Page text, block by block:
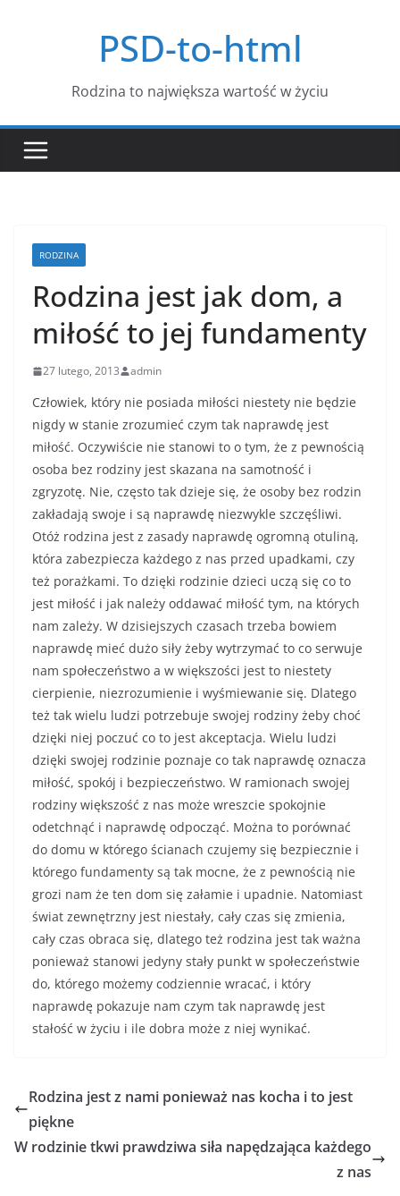
PSD-to-html
Rodzina to największa wartość w życiu
RODZINA
Rodzina jest jak dom, a
miłość to jej fundamenty
27 lutego, 2013 admin
Człowiek, który nie posiada miłości niestety nie będzie
nigdy w stanie zrozumieć czym tak naprawdę jest
miłość. Oczywiście nie stanowi to o tym, że z pewnością
osoba bez rodziny jest skazana na samotność i
zgryzotę. Nie, często tak dzieje się, że osoby bez rodzin
zakładają swoje i są naprawdę niezwykle szczęśliwi.
Otóż rodzina jest z zasady naprawdę ogromną otuliną,
która zabezpiecza każdego z nas przed upadkami, czy
też porażkami. To dzięki rodzinie dzieci uczą się co to
jest miłość i jak należy oddawać miłość tym, na których
nam zależy. W dzisiejszych czasach trzeba bowiem
naprawdę mieć dużo siły żeby wytrzymać to co serwuje
nam społeczeństwo a w większości jest to niestety
cierpienie, niezrozumienie i wyśmiewanie się. Dlatego
też tak wielu ludzi potrzebuje swojej rodziny żeby choć
dzięki niej poczuć co to jest akceptacja. Wielu ludzi
dzięki swojej rodzinie poznaje co tak naprawdę oznacza
miłość, spokój i bezpieczeństwo. W ramionach swojej
rodziny większość z nas może wreszcie spokojnie
odetchnąć i naprawdę odpocząć. Można to porównać
do domu w którego ścianach czujemy się bezpiecznie i
którego fundamenty są tak mocne, że z pewnością nie
grozi nam że ten dom się załamie i upadnie. Natomiast
świat zewnętrzny jest niestały, cały czas się zmienia,
cały czas obraca się, dlatego też rodzina jest tak ważna
ponieważ stanowi jedyny stały punkt w społeczeństwie
do, którego możemy codziennie wracać, i który
naprawdę pokazuje nam czym tak naprawdę jest
stałość w życiu i ile dobra może z niej wynikać.
Rodzina jest z nami ponieważ nas kocha i to jest
piękne
W rodzinie tkwi prawdziwa siła napędzająca każdego
z nas